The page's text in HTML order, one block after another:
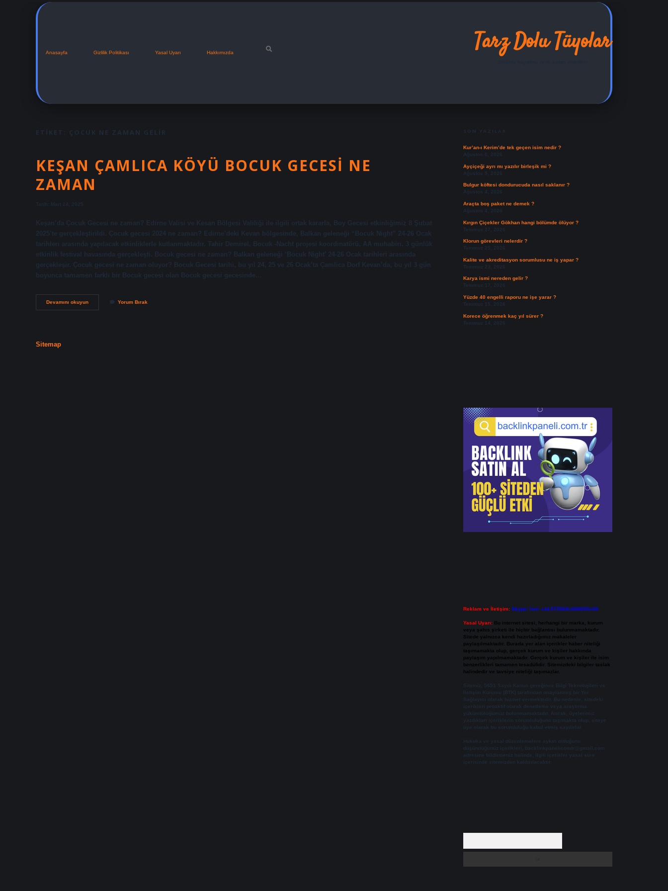
Anasayfa Gizlilik Politikası Yasal Uyarı Hakkımızda Tarz Dolu Tüyolar
ETIKET: ÇOCUK NE ZAMAN GELIR
KEŞAN ÇAMLICA KÖYÜ BOCUK GECESI NE
ZAMAN
Tarih: Mart 24, 2025
Keşan’da Çocuk Gecesi ne zaman? Edirne Valisi ve Kesan Bölgesi Valiliği ile ilgili ortak kararla, Boy Gecesi etkinliğimiz 8 Şubat
2025’te gerçekleştirildi. Çocuk gecesi 2024 ne zaman? Edirne’deki Kevan bölgesinde, Balkan geleneği “Bocuk Night” 24-26 Ocak
tarihleri ​​arasında yapılacak etkinliklerle kutlanmaktadır. Tahir Demirel, Bocuk -Nacht projesi koordinatörü, AA muhabiri, 3 günlük
etkinlik festival havasında gerçekleşti. Bocuk gecesi ne zaman? Balkan geleneği ‘Bocuk Night’ 24-26 Ocak tarihleri ​​arasında
gerçekleşir. Çocuk gecesi ne zaman oluyor? Bocuk Gecesi tarihi, bu yıl 24, 25 ve 26 Ocak’ta Çamlica Dorf Kevan’da, bu yıl 3 gün
boyunca tamamen farklı bir Bocuk gecesi olan Bocuk gecesi gecesinde…
Devamını okuyunKeşan
Çamlıca
Yorum Bırak
Sitemap
SON YAZILAR
Kur’an-ı Kerim’de tek geçen isim nedir ?
Ağustos 6, 2026
Ayçiçeği ayrı mı yazılır birleşik mi ?
Ağustos 5, 2026
Bulgur köftesi dondurucuda nasıl saklanır ?
Ağustos 4, 2026
Araçta boş paket ne demek ?
Ağustos 4, 2026
Kırgın Çiçekler Gökhan hangi bölümde ölüyor ?
Temmuz 27, 2026
Klorun görevleri nelerdir ?
Temmuz 25, 2026
Kalite ve akreditasyon sorumlusu ne iş yapar ?
Temmuz 23, 2026
Karya ismi nereden gelir ?
Temmuz 17, 2026
Yüzde 40 engelli raporu ne işe yarar ?
Temmuz 15, 2026
Korece öğrenmek kaç yıl sürer ?
Temmuz 14, 2026
Reklam ve İletişim: Skype: live:.cid.575569c608265c69
Yasal Uyarı: Bu internet sitesi, herhangi bir marka, kurum
veya şahıs şirketi ile hiçbir bağlantısı bulunmamaktadır.
Sitede yalnızca kendi hazırladığımız makaleler
paylaşılmaktadır. Burada yer alan içerikler haber niteliği
taşımamakta olup, gerçek kurum ve kişiler hakkında
paylaşım yapılmamaktadır. Gerçek kurum ve kişiler ile isim
benzerlikleri tamamen tesadüfidir. Sitemizdeki bilgiler taslak
halindedir ve tavsiye niteliği taşımazlar.
Sitemiz, 5651 Sayılı Kanun gereğince Bilgi Teknolojileri ve
İletişim Kurumu (BTK) tarafından onaylanmış bir Yer
Sağlayıcı olarak hizmet vermektedir. Bu nedenle, sitedeki
içerikleri proaktif olarak denetleme veya araştırma
yükümlülüğümüz bulunmamaktadır. Ancak, üyelerimiz
yazdıkları içeriklerin sorumluluğunu taşımakta olup, siteye
üye olarak bu sorumluluğu kabul etmiş sayılırlar.
Hukuka ve yasal düzenlemelere aykırı olduğunu
düşündüğünüz içerikleri,
backlinkpanelicomtr@gmail.com
adresine bildirmeniz halinde, ilgili içerikler yasal süre
içerisinde sitemizden kaldırılacaktır.